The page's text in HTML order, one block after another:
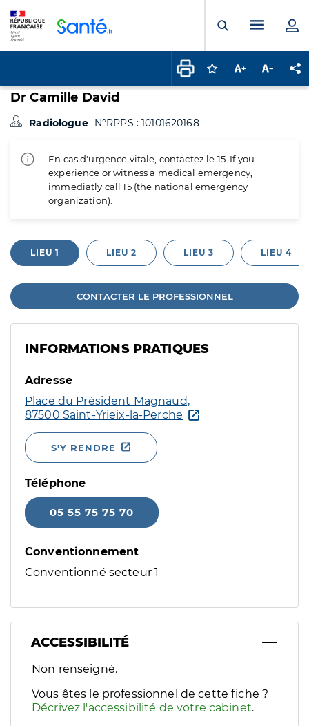
Ouvrir laMenu
Connectez-vous
Augmenter la
Dr Camille David
Radiologue N°RPPS : 10101620168
En cas d'urgence vitale, contactez le 15. If you
experience or witness a medical emergency,
immediatly call 15 (the national emergency
organization).
LIEU 1 LIEU 2 LIEU 3 LIEU 4
CONTACTER LE PROFESSIONNEL
INFORMATIONS PRATIQUES
Adresse
Place du Président Magnaud,
87500 Saint-Yrieix-la-Perche
S'Y RENDRE
Téléphone
05 55 75 75 70
Conventionnement
Conventionné secteur 1
ACCESSIBILITÉ
Filtres
Sélectionnez un ou plusieurs handicaps/besoins
Non renseigné.
Vous êtes le professionnel de cette fiche ?
Décrivez l'accessibilité de votre cabinet.